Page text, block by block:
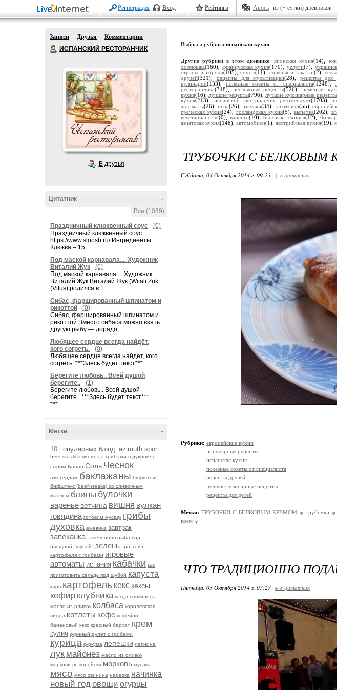
Регистрация Вход Рейтинги Авось из (+ сутки) дневников
Записи Друзья
Комментарии
ИСПАНСКИЙ РЕСТОРАНЧИК
В друзья
-
Цитатник
Все (1069)
Праздничный клюквенный соус - (0)
Праздничный клюквенный соус
https://www.sloosh.ru/ Ингредиенты:
Клюква – 15...
Под маской карнавала.... Художник
Виталий Жук - (0)
Под маской карнавала.... Художник
Виталий Жук Виталий Жук (Witali Żuk
(Vitus) родился в 1...
Сибас, фаршированный шпинатом и
рикоттой - (0)
Сибас, фаршированный шпинатом и
рикоттой Вместо сибаса можно взять
другую рыбу — дорадо,...
Любящее сердце всегда найдёт,
кого согреть. - (0)
Любящее сердце всегда найдёт, кого
согреть. ***Здесь будет текст*** ...
Берегите любовь.. Всей душой
берегите.. - (1)
Берегите любовь.. Всей душой
берегите.. ***Здесь будет текст***
***...
-
Метки
10 популярных блюд. azimuth sport
beef-stеаks cвинина с грибами в духовке с
сыром Банан Соль Чеснок
амстердам баклажаны бифштекс
бифштекс (beef-stеаks) со сливочным
маслом блины булочки
варенье ветчина вишня вулкан
говядина готовим мусаку грибы
духовка ежевика завтрак
запеканка запечённая рыба под
овощной "шубой" зелень зразы из
картофеля с грибами игровые
автоматы испания кабачки как
приготовить сельдь под шубой капуста
карп картофель кекс кексы
кефир клубника когда появилось
масло из оливок колбаса королевская
пицца котлеты кофе кофейно-
банановый кекс красный бархат крем
кулич куриный рулет с грибами
курица куркума лепешки лепнина
лук майонез масло из оливок
моркови по-корейски морковь мусака
мясо мясо свинина нарезка начинка
новый годовощи огурцы
Выбрана рубрика испанская кухня
Другие рубрики в этом дневнике:японская кухня(14),
хозяюшка(160), французская кухня(170), услуги(7),
страны и города(105),соусы(11), соленья и закатки(2),
друзей(321), рецепты для мультиварки(28),рецепты для
кулинарии(133), полезные советы от специалиста(1248),
ресторанчика(348), несложные рецепты(526), немецкая
кухня(16), лучшие рецепты(796), лучшие кулинарные рецепты
кухня(213),испанский ресторанчик рекомендует(1703),
автоматы(26), игра(26), закуски(34), заготовки(55),
греческая кухня(24), голландская кухня(5), выпечка(202),
вегетарианство(0),варенье(10),бытовая техника(12),
азиатская кухня(148), автомобили(1), австрийская кухня(19),
ТРУБОЧКИ С БЕЛКОВЫМ
Суббота, 04 Октября 2014 г. 09:23 + в цитатник
Рубрики: европейские кухни
популярные рецепты
испанская кухня
полезные советы от специалиста
рецепты друзей
лучшие кулинарные рецепты
рецепты для детей
Метки: ТРУБОЧКИ С БЕЛКОВЫМ КРЕМОМ трубочки
крем
ЧТО ТРАДИЦИОННО
Пятница, 03 Октября 2014 г. 07:27 + в цитатник